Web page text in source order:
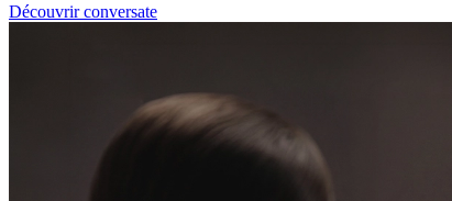
Découvrir conversate